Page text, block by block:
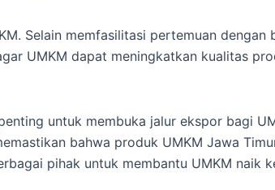
Selain memfasilitasi pertemuan dengan
UMKM dapat meningkatkan kualitas
untuk membuka jalur ekspor bagi
bahwa produk UMKM Jawa
pihak untuk membantu UMKM naik